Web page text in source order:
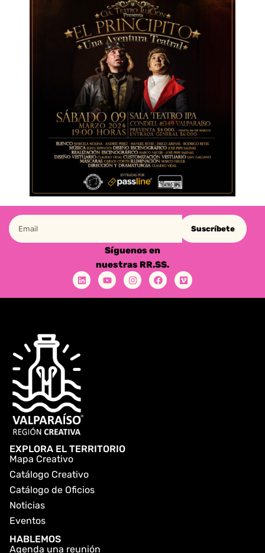
Suscríbete
Síguenos en
nuestras RR.SS.
EXPLORA EL TERRITORIO
Mapa Creativo
Catálogo Creativo
Catálogo de Oficios
Noticias
Eventos
HABLEMOS
Agenda una reunión